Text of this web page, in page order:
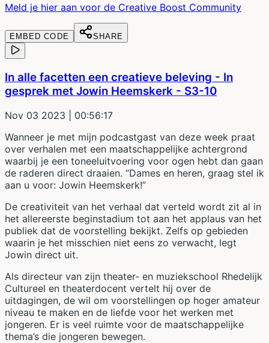
Meld je hier aan voor de Creative Boost Community
EMBED CODE SHARE
In alle facetten een creatieve beleving - In
gesprek met Jowin Heemskerk - S3-10
Nov 03 2023 | 00:56:17
Wanneer je met mijn podcastgast van deze week praat
over verhalen met een maatschappelijke achtergrond
waarbij je een toneeluitvoering voor ogen hebt dan gaan
de raderen direct draaien. “Dames en heren, graag stel ik
aan u voor: Jowin Heemskerk!”
De creativiteit van het verhaal dat verteld wordt zit al in
het allereerste beginstadium tot aan het applaus van het
publiek dat de voorstelling bekijkt. Zelfs op gebieden
waarin je het misschien niet eens zo verwacht, legt
Jowin direct uit.
Als directeur van zijn theater- en muziekschool Rhedelijk
Cultureel en theaterdocent vertelt hij over de
uitdagingen, de wil om voorstellingen op hoger amateur
niveau te maken en de liefde voor het werken met
jongeren. Er is veel ruimte voor de maatschappelijke
thema’s die jongeren bewegen.